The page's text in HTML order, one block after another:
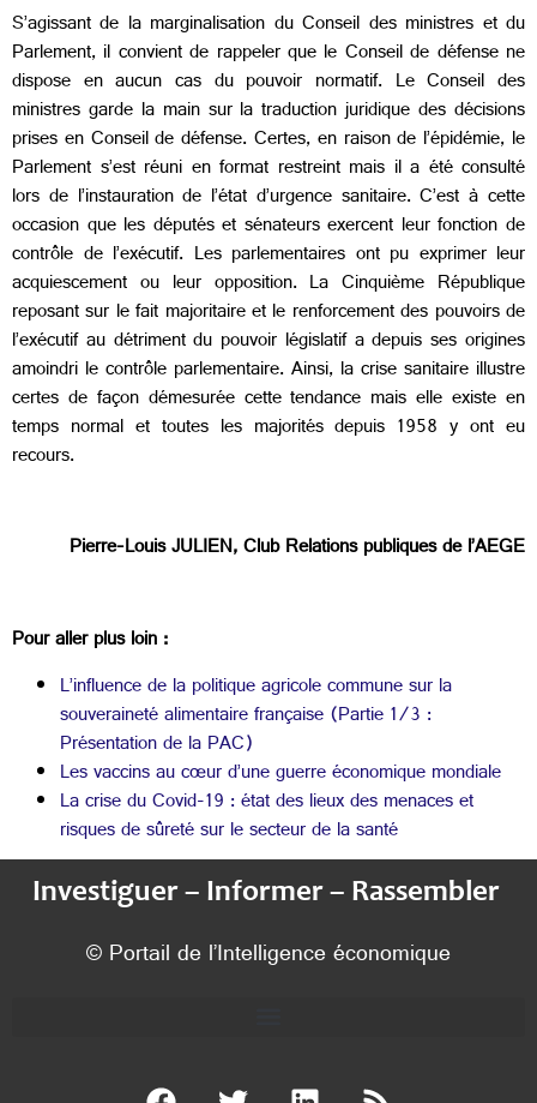
S’agissant de la marginalisation du Conseil des ministres et du
Parlement, il convient de rappeler que le Conseil de défense ne
dispose en aucun cas du pouvoir normatif. Le Conseil des
ministres garde la main sur la traduction juridique des décisions
prises en Conseil de défense. Certes, en raison de l’épidémie, le
Parlement s’est réuni en format restreint mais il a été consulté
lors de l’instauration de l’état d’urgence sanitaire. C’est à cette
occasion que les députés et sénateurs exercent leur fonction de
contrôle de l’exécutif. Les parlementaires ont pu exprimer leur
acquiescement ou leur opposition. La Cinquième République
reposant sur le fait majoritaire et le renforcement des pouvoirs de
l’exécutif au détriment du pouvoir législatif a depuis ses origines
amoindri le contrôle parlementaire. Ainsi, la crise sanitaire illustre
certes de façon démesurée cette tendance mais elle existe en
temps normal et toutes les majorités depuis 1958 y ont eu
recours.
Pierre-Louis JULIEN, Club Relations publiques de l’AEGE
Pour aller plus loin :
L’influence de la politique agricole commune sur la
souveraineté alimentaire française (Partie 1/3 :
Présentation de la PAC)
Les vaccins au cœur d’une guerre économique mondiale
La crise du Covid-19 : état des lieux des menaces et
risques de sûreté sur le secteur de la santé
Investiguer – Informer – Rassembler
© Portail de l’Intelligence économique